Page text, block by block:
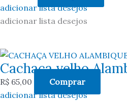
adicionar lista desejos
adicionar lista desejos
Cachaca velho
R$ 65,00
Comprar
adicionar lista desejos